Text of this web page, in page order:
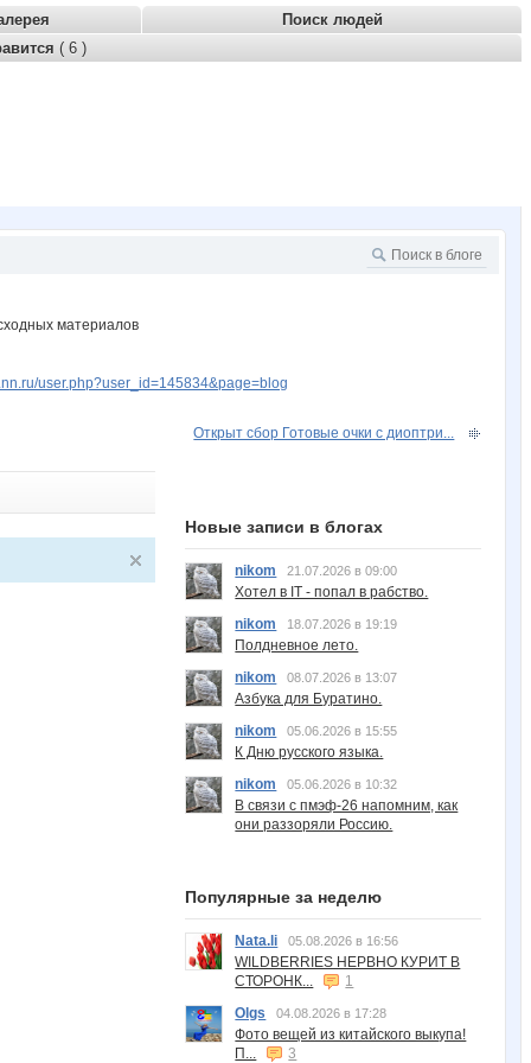
Поиск людей
( 6 )
материалов
user.php?user_id=145834&page=blog
Открыт сбор Готовые очки с диоптри...
Новые записи в блогах
nikom 21.07.2026 в 09:00
Хотел в IT - попал в рабство.
nikom
18.07.2026 в 19:19
Полдневное лето.
nikom
08.07.2026 в 13:07
Азбука для Буратино.
nikom
05.06.2026 в 15:55
К Дню русского языка.
nikom
05.06.2026 в 10:32
В связи с пмэф-26 напомним, как
они раззоряли Россию.
Популярные за неделю
Nata.li 05.08.2026 в 16:56
WILDBERRIES НЕРВНО КУРИТ В
СТОРОНК...
1
Olgs
04.08.2026 в 17:28
Фото вещей из китайского выкупа!
П...
3